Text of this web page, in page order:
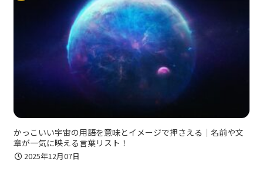
かっこいい宇宙の用語を意味とイメージで押さえる｜名前や文
章が一気に映える言葉リスト！
2025年12月07日